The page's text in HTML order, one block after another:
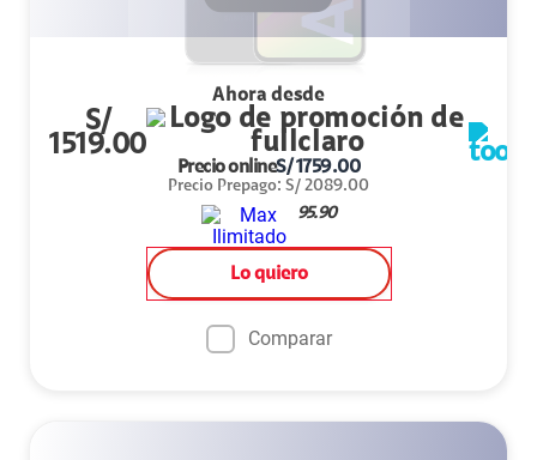
Ahora desde
S/
1519.00
Precio onlineS/1759.00
Precio Prepago: S/ 2089.00
95.90
Lo quiero
Comparar